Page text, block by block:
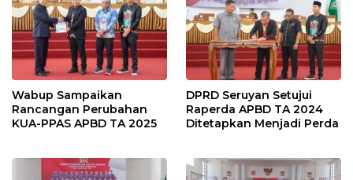
Wabup Sampaikan
Rancangan Perubahan
KUA-PPAS APBD TA 2025
DPRD Seruyan Setujui
Raperda APBD TA 2024
Ditetapkan Menjadi Perda